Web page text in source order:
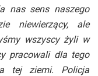
nas sens naszego
niewierzący, ale
wszyscy żyli w
pracowali dla tego
tej ziemi. Policja